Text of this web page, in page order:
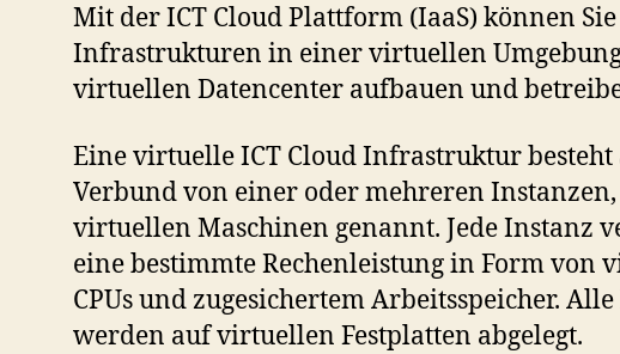
Mit der ICT Cloud Plattform (IaaS) können
Infrastrukturen in einer virtuellen
virtuellen Datencenter aufbauen und
Eine virtuelle ICT Cloud Infrastruktur besteht
Verbund von einer oder mehreren
virtuellen Maschinen genannt. Jede Instanz
eine bestimmte Rechenleistung in Form von
CPUs und zugesichertem Arbeitsspeicher.
werden auf virtuellen Festplatten abgelegt.